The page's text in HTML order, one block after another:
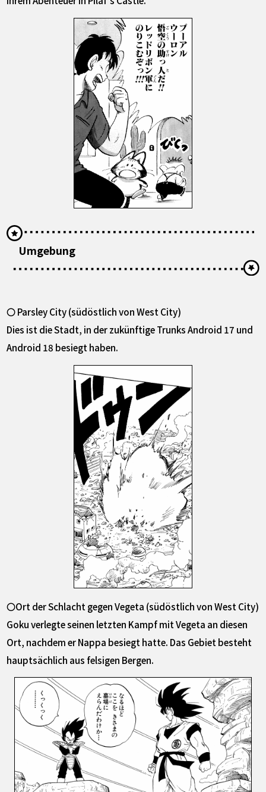
Umgebung
〇 Parsley City (südöstlich von West City)
Dies ist die Stadt, in der zukünftige Trunks Android 17 und
Android 18 besiegt haben.
〇Ort der Schlacht gegen Vegeta (südöstlich von West City)
Goku verlegte seinen letzten Kampf mit Vegeta an diesen
Ort, nachdem er Nappa besiegt hatte. Das Gebiet besteht
hauptsächlich aus felsigen Bergen.